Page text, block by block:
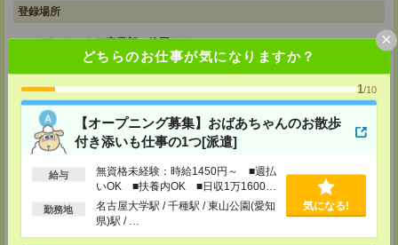
どちらのお仕事が気になりますか？
1/10
【オープニング募集】おばあちゃんのお散歩
付き添いも仕事の1つ[派遣]
給与
無資格未経験：時給1450円～ ■週払
いOK ■扶養内OK ■日収1万1600円
以上
勤務地
名古屋大学駅 / 千種駅 / 東山公園(愛知
県)駅 / …
気になる!
×
登録場所
メディカルケア事業部 静岡オフィス
静岡県静岡市葵区栄町4番10号 静岡栄町ビル4F
TEL：0120-802-279
MAIL：tenshoku@nikken-ts.jp
担当：採用担当
メディカルケア事業部 三島オフィス
静岡県三島市一番町18-22 アーサーファーストビル701
TEL：0120-633-453
MAIL：tenshoku@nikken-ts.jp
登録交通費
★今ならご来社登録でQUOカード2000円分をプレゼント中★